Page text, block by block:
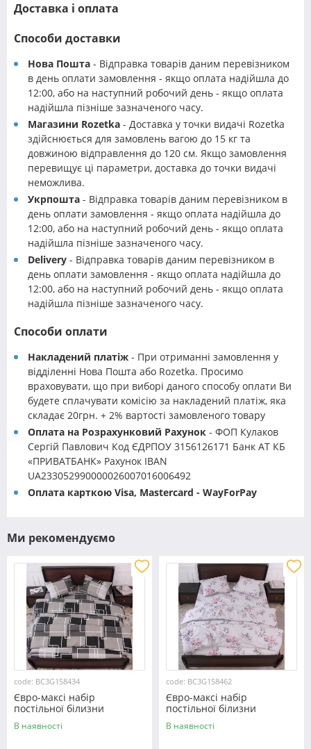
Доставка і оплата
Способи доставки
Нова Пошта - Відправка товарів даним перевізником
в день оплати замовлення - якщо оплата надійшла до
12:00, або на наступний робочий день - якщо оплата
надійшла пізніше зазначеного часу.
Магазини Rozetka - Доставка у точки видачі Rozetka
здійснюється для замовлень вагою до 15 кг та
довжиною відправлення до 120 см. Якщо замовлення
перевищує ці параметри, доставка до точки видачі
неможлива.
Укрпошта - Відправка товарів даним перевізником в
день оплати замовлення - якщо оплата надійшла до
12:00, або на наступний робочий день - якщо оплата
надійшла пізніше зазначеного часу.
Delivery - Відправка товарів даним перевізником в
день оплати замовлення - якщо оплата надійшла до
12:00, або на наступний робочий день - якщо оплата
надійшла пізніше зазначеного часу.
Способи оплати
Накладений платіж - При отриманні замовлення у
відділенні Нова Пошта або Rozetka. Просимо
враховувати, що при виборі даного способу оплати Ви
будете сплачувати комісію за накладений платіж, яка
складає 20грн. + 2% вартості замовленого товару
Оплата на Розрахунковий Рахунок - ФОП Кулаков
Сергій Павлович Код ЄДРПОУ 3156126171 Банк АТ КБ
«ПРИВАТБАНК» Рахунок IBAN
UA233052990000026007016006492
Оплата карткою Visa, Mastercard - WayForPay
Ми рекомендуємо
code: BC3G158434
Євро-максі набір
постільної білизни
200*220 із Бязі "Gold"
№158434 Черешенка™
В наявності
code: BC3G158462
Євро-максі набір
постільної білизни
200*220 із Бязі "Gold"
№158462 Черешенька™
В наявності